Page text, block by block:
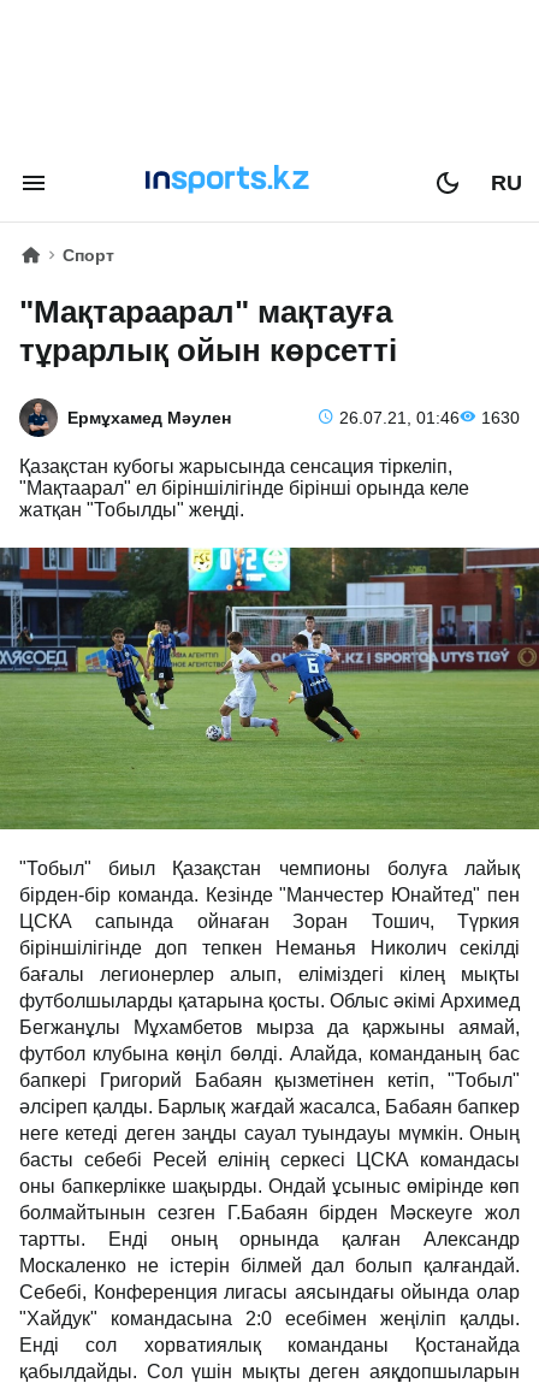
RU
Спорт
"Мақтараарал" мақтауға
тұрарлық ойын көрсетті
Ермұхамед Мәулен 26.07.21, 01:46 1630
Қазақстан кубогы жарысында сенсация тіркеліп,
"Мақтаарал" ел біріншілігінде бірінші орында келе
жатқан "Тобылды" жеңді.
"Тобыл" биыл Қазақстан чемпионы болуға лайық
бірден-бір команда. Кезінде "Манчестер Юнайтед" пен
ЦСКА сапында ойнаған Зоран Тошич, Түркия
біріншілігінде доп тепкен Неманья Николич секілді
бағалы легионерлер алып, еліміздегі кілең мықты
футболшыларды қатарына қосты. Облыс әкімі Архимед
Бегжанұлы Мұхамбетов мырза да қаржыны аямай,
футбол клубына көңіл бөлді. Алайда, команданың бас
бапкері Григорий Бабаян қызметінен кетіп, "Тобыл"
әлсіреп қалды. Барлық жағдай жасалса, Бабаян бапкер
неге кетеді деген заңды сауал туындауы мүмкін. Оның
басты себебі Ресей елінің серкесі ЦСКА командасы
оны бапкерлікке шақырды. Ондай ұсыныс өмірінде көп
болмайтынын сезген Г.Бабаян бірден Мәскеуге жол
тартты. Енді оның орнында қалған Александр
Москаленко не істерін білмей дал болып қалғандай.
Себебі, Конференция лигасы аясындағы ойында олар
"Хайдук" командасына 2:0 есебімен жеңіліп қалды.
Енді сол хорватиялық команданы Қостанайда
қабылдайды. Сол үшін мықты деген аяқдопшыларын